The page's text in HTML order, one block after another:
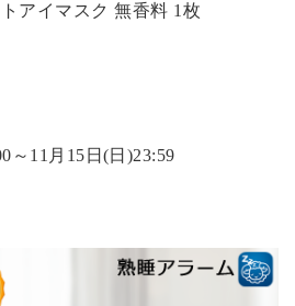
アイマスク 無香料 1枚
～11月15日(日)23:59